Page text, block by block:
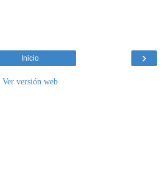
›
Inicio
Ver versión web